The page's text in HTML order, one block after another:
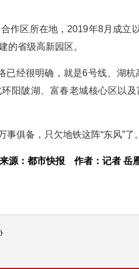
作区所在地，2019年8月成立
的省级高新园区。
已经很明确，就是6号线、湖杭
阳陂湖、富春老城核心区以及
俱备，只欠地铁这阵“东风”了。
来源：都市快报 作者：记者 岳